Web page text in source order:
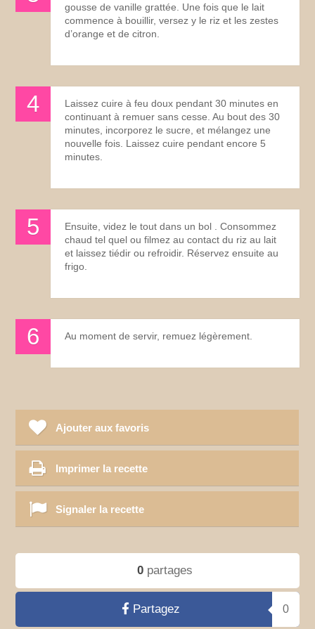
gousse de vanille grattée. Une fois que le lait
commence à bouillir, versez y le riz et les zestes
d’orange et de citron.
Laissez cuire à feu doux pendant 30 minutes en
continuant à remuer sans cesse. Au bout des 30
minutes, incorporez le sucre, et mélangez une
nouvelle fois. Laissez cuire pendant encore 5
minutes.
Ensuite, videz le tout dans un bol . Consommez
chaud tel quel ou filmez au contact du riz au lait
et laissez tiédir ou refroidir. Réservez ensuite au
frigo.
Au moment de servir, remuez légèrement.
Ajouter aux favoris
Imprimer la recette
Signaler la recette
0partages
Partagez 0